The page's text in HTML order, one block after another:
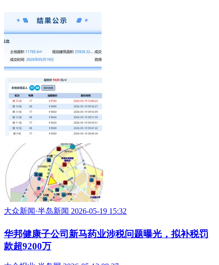
大众新闻·半岛新闻 2026-05-19 15:32
华邦健康子公司新马药业涉税问题曝光，拟补税罚
款超9200万